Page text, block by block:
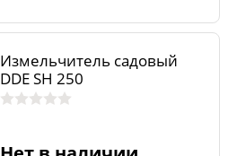
Измельчитель садовый
DDE SH 250